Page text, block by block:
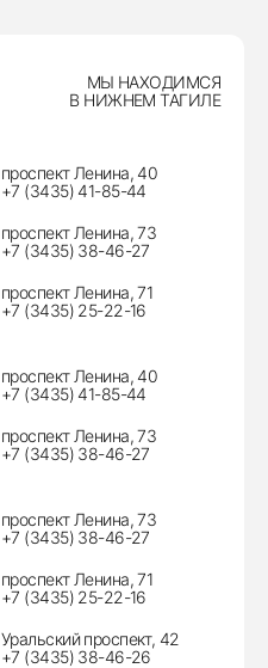
МЫ НАХОДИМСЯ
В НИЖНЕМ ТАГИЛЕ
проспект Ленина, 40
+7 (3435) 41-85-44
проспект Ленина, 73
+7 (3435) 38-46-27
проспект Ленина, 71
+7 (3435) 25-22-16
проспект Ленина, 40
+7 (3435) 41-85-44
проспект Ленина, 73
+7 (3435) 38-46-27
проспект Ленина, 73
+7 (3435) 38-46-27
проспект Ленина, 71
+7 (3435) 25-22-16
Уральский проспект, 42
+7 (3435) 38-46-26